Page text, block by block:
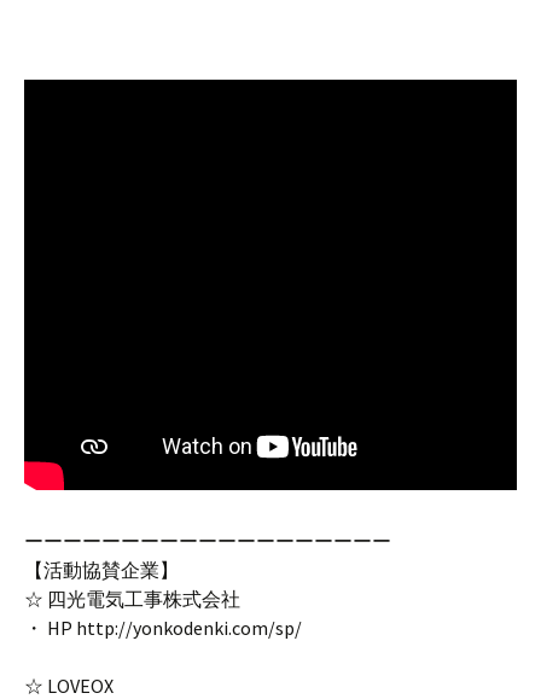
ーーーーーーーーーーーーーーーーーーー
【活動協賛企業】
☆ 四光電気工事株式会社
・ HP http://yonkodenki.com/sp/
☆ LOVEOX